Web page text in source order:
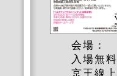
会場： 賀
入場無料
京王線上